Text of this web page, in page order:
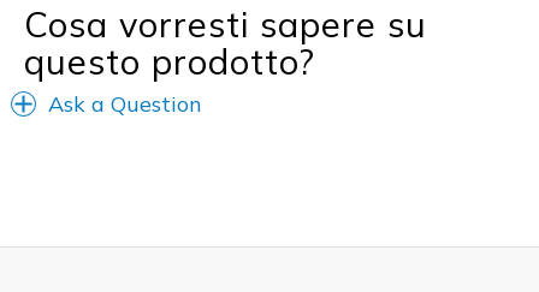
Width
Feels true to width
Sizing
Feels true to size
View On Shoes
Cosa vorresti sapere su
questo prodotto?
Ask a Question